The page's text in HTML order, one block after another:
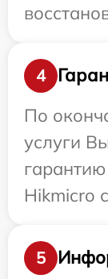
4
По
услуги
Hikmicro
5